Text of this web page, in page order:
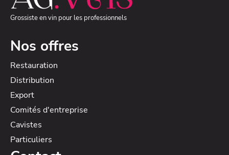
Grossiste en vin pour les professionnels
Nos offres
Restauration
Distribution
Export
Comités d'entreprise
Cavistes
Particuliers